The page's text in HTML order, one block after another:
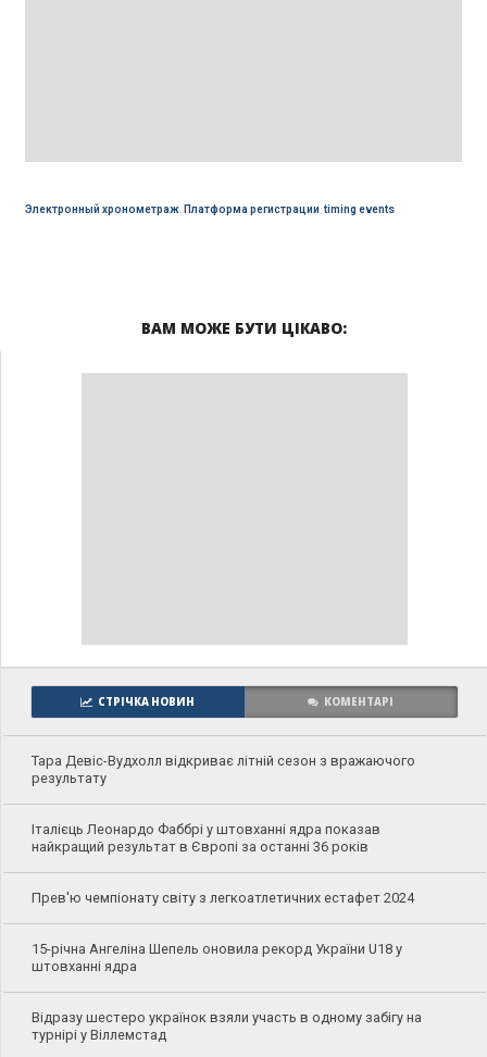
Электронный хронометраж, Платформа регистрации,timing events
ВАМ МОЖЕ БУТИ ЦІКАВО:
СТРІЧКА НОВИН КОМЕНТАРІ
Тара Девіс-Вудхолл відкриває літній сезон з вражаючого
результату
Італієць Леонардо Фаббрі у штовханні ядра показав
найкращий результат в Європі за останні 36 років
Прев'ю чемпіонату світу з легкоатлетичних естафет 2024
15-річна Ангеліна Шепель оновила рекорд України U18 у
штовханні ядра
Відразу шестеро українок взяли участь в одному забігу на
турнірі у Віллемстад